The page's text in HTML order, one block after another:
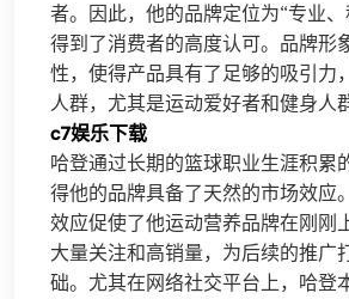
者。因此，他的品牌定位为“专业
得到了消费者的高度认可。品牌形
性，使得产品具有了足够的吸引力
人群，尤其是运动爱好者和健身人
c7娱乐下载
哈登通过长期的篮球职业生涯积累
得他的品牌具备了天然的市场效应
效应促使了他运动营养品牌在刚刚
大量关注和高销量，为后续的推广
础。尤其在网络社交平台上，哈登